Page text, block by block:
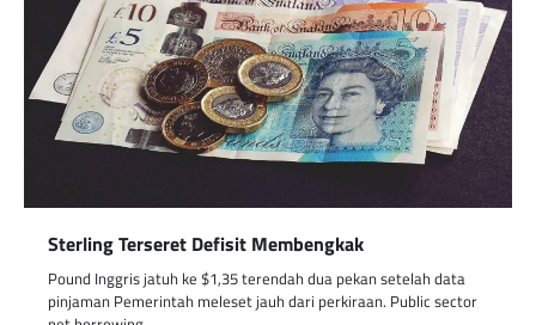
Sterling Terseret Defisit Membengkak
Pound Inggris jatuh ke $1,35 terendah dua pekan setelah data
pinjaman Pemerintah meleset jauh dari perkiraan. Public sector